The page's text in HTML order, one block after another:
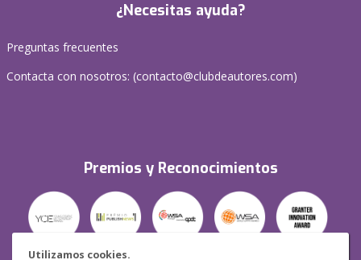
Utilizamos cookies.
¿Necesitas ayuda?
Preguntas frecuentes
Contacta con nosotros: (contacto@clubdeautores.com)
Premios y Reconocimientos